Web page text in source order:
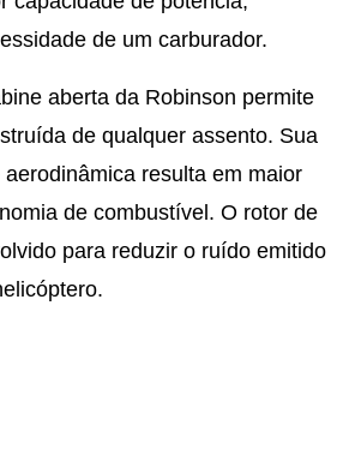
de um carburador.
aberta da Robinson permite
de qualquer assento. Sua
resulta em maior
de combustível. O rotor de
para reduzir o ruído emitido